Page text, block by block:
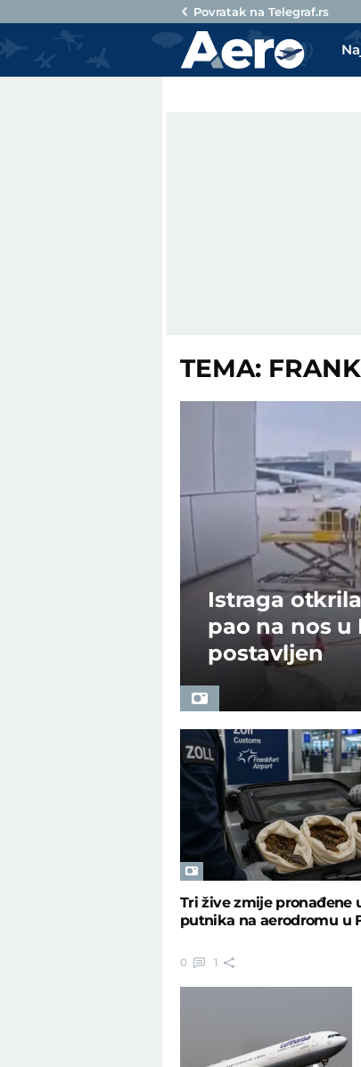
Povratak na Telegraf.rs
TEMA:
Istraga
pao na nos u
postavljen
Tri žive zmije pronađene
putnika na aerodromu u
0 1